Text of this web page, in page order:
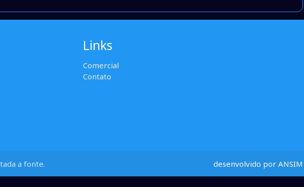
Links
Comercial
Contato
a fonte. desenvolvido por ANSIM